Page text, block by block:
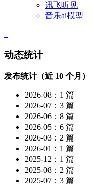
讯飞听见
音乐ai模型
动态统计
发布统计（近 10 个月）
2026-08：1 篇
2026-07：3 篇
2026-06：8 篇
2026-05：6 篇
2026-03：2 篇
2026-01：1 篇
2025-12：1 篇
2025-08：2 篇
2025-07：3 篇